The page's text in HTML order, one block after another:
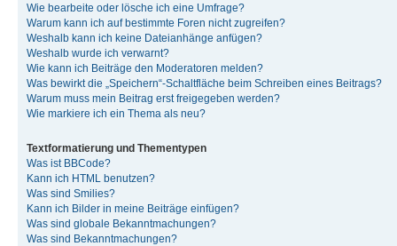
Wie bearbeite oder lösche ich eine Umfrage?
Warum kann ich auf bestimmte Foren nicht zugreifen?
Weshalb kann ich keine Dateianhänge anfügen?
Weshalb wurde ich verwarnt?
Wie kann ich Beiträge den Moderatoren melden?
Was bewirkt die „Speichern“-Schaltfläche beim Schreiben eines Beitrags?
Warum muss mein Beitrag erst freigegeben werden?
Wie markiere ich ein Thema als neu?
Textformatierung und Thementypen
Was ist BBCode?
Kann ich HTML benutzen?
Was sind Smilies?
Kann ich Bilder in meine Beiträge einfügen?
Was sind globale Bekanntmachungen?
Was sind Bekanntmachungen?